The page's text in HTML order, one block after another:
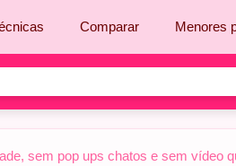
Comparar Menores
sem pop ups chatos e sem vídeo